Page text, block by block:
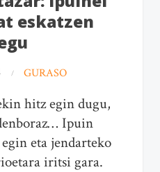
eskatzen
GURASO
hitz egin dugu,
Ipuin
eta jendarteko
iritsi gara.